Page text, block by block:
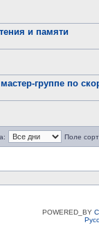
и памяти
группе по
Поле
POWERED_BY